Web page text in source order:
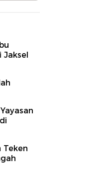
Jaksel
Teken